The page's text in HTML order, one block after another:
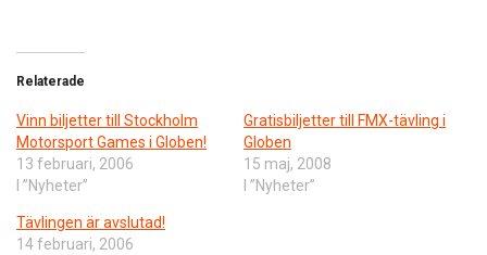
Relaterade
Vinn biljetter till Stockholm
Motorsport Games i Globen!
13 februari, 2006
I ”Nyheter”
Gratisbiljetter till FMX-tävling i
Globen
15 maj, 2008
I ”Nyheter”
Tävlingen är avslutad!
14 februari, 2006